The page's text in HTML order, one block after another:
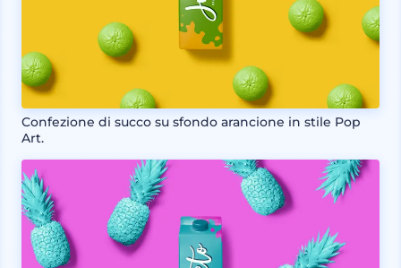
Confezione di succo su sfondo arancione in stile Pop
Art.